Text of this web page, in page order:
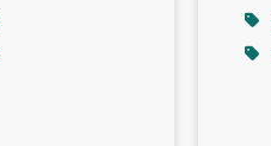
漁民によるマン